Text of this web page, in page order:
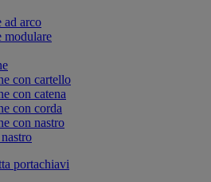
ad arco
modulare
con cartello
con catena
con corda
con nastro
portachiavi